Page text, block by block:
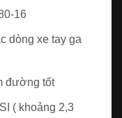
16
dòng xe tay ga
đường tốt
( khoảng 2,3